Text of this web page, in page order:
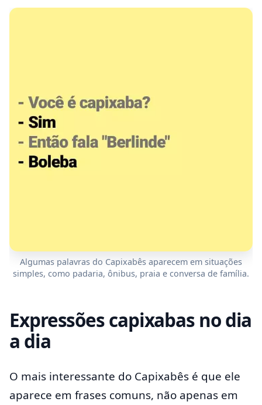
Algumas palavras do Capixabês aparecem em situações
simples, como padaria, ônibus, praia e conversa de família.
Expressões capixabas no dia
a dia
O mais interessante do Capixabês é que ele
aparece em frases comuns, não apenas em